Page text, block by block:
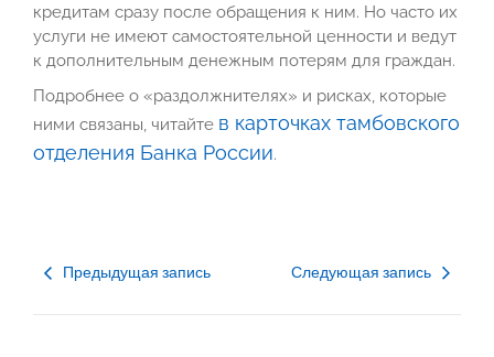
кредитам сразу после обращения к ним. Но часто их
услуги не имеют самостоятельной ценности и ведут
к дополнительным денежным потерям для граждан.
Подробнее о «раздолжнителях» и рисках, которые
ними связаны, читайте в карточках тамбовского
отделения Банка России.
Предыдущая запись Следующая запись